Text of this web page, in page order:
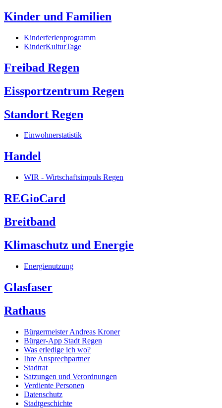
Kinder und Familien
Kinderferienprogramm
KinderKulturTage
Freibad Regen
Eissportzentrum Regen
Standort Regen
Einwohnerstatistik
Handel
WIR - Wirtschaftsimpuls Regen
REGioCard
Breitband
Klimaschutz und Energie
Energienutzung
Glasfaser
Rathaus
Bürgermeister Andreas Kroner
Bürger-App Stadt Regen
Was erledige ich wo?
Ihre Ansprechpartner
Stadtrat
Satzungen und Verordnungen
Verdiente Personen
Datenschutz
Stadtgeschichte